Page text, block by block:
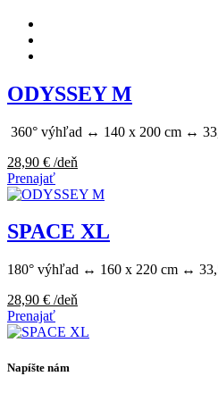
ODYSSEY M
360° výhľad ↔ 140 x 200 cm ↔
28,90 € /deň
Prenajať
SPACE XL
180° výhľad ↔ 160 x 220 cm ↔
28,90 € /deň
Prenajať
Napíšte nám